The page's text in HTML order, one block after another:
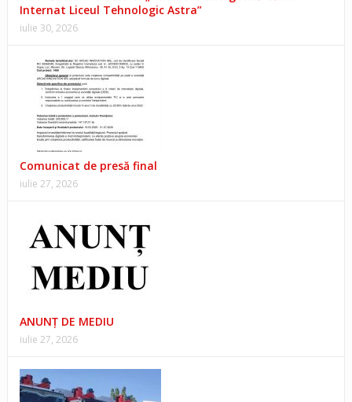
Internat Liceul Tehnologic Astra”
iulie 30, 2026
Comunicat de presă final
iulie 27, 2026
ANUNŢ DE MEDIU
iulie 27, 2026